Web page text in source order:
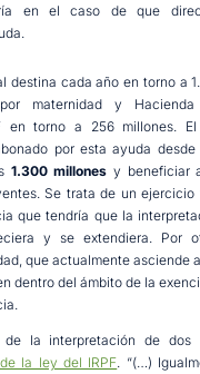
en el caso de que
destina cada año en torno a
maternidad y
en torno a 256 millones.
por esta ayuda desde
1.300 millones y beneficiar
Se trata de un ejercicio
que tendría que la
y se extendiera. Por
que actualmente asciende
dentro del ámbito de la
la interpretación de dos
la ley del IRPF . “(…)